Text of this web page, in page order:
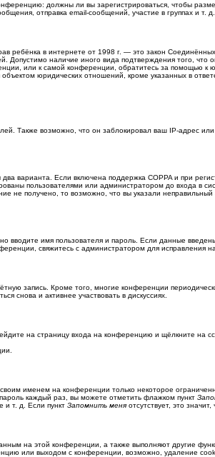
должны ли вы зарегистрироваться, чтобы
отправка email-сообщений, участие в группах и т.
ребёнка в интернете от 1998 г. — это закон
Допустимо наличие иного вида подтверждения того,
или к самой конференции, обратитесь за помощью к
юридических отношений, кроме указанных в
Также возможно, что он заблокировал ваш IP-адрес
варианта. Если включена поддержка COPPA и при
пользователями или администратором до входа в
не получено, то возможно, что вы указали
вводите имя пользователя и пароль. Если данные
свяжитесь с администратором для исправления
запись. Кроме того, многие конференции
снова и активнее участвовать в дискуссиях.
на страницу входа на конференцию и щёлкните на
своим именем на конференции только некоторое
каждый раз, вы можете отметить флажком пункт
и т. д. Если пункт Запомнить меня отсутствует, это
на этой конференции, а также выполняют другие
или выходом с конференции, возможно, удаление